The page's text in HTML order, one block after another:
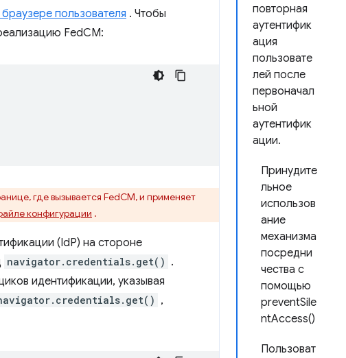
повторная
аутентифик
ация
пользовате
лей после
первоначал
ьной
аутентифик
ации.
Принудите
льное
использов
ание
механизма
посредни
чества с
помощью
preventSile
ntAccess()
Пользоват
пользователя . Чтобы
FedCM:
где вызывается FedCM, и применяет
конфигурации .
(IdP) на стороне
navigator.credentials.get() .
идентификации, указывая
,